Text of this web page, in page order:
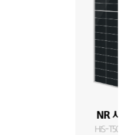
NR 시리
HiS-T500NR-